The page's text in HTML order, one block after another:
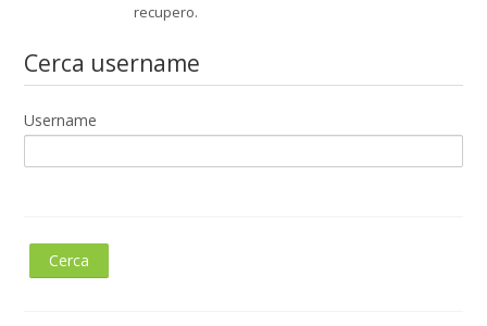
recupero.
Cerca username
Username